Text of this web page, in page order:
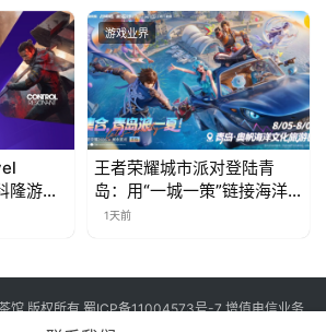
曝光
游戏
游戏业界
王者荣耀城市派对登陆青
岛：用“一城一策”链接海洋
场景，以双向奔赴带动夏日
1天前
馆 版权所有蜀ICP备11004573号-7增值电信业务
营许可证 川B2-20170060号